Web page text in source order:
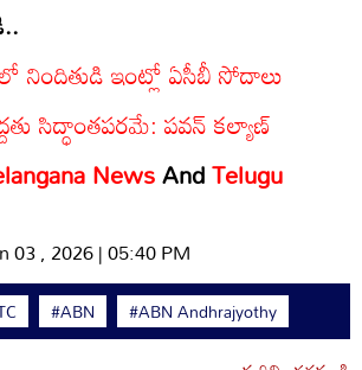
నిందితుడి ఇంట్లో ఏసీబీ సోదాలు
సిద్ధాంతపరమే: పవన్ కల్యాణ్
NewsAndTelugu
03 , 2026 | 05:40 PM
#ABN #ABN Andhrajyothy